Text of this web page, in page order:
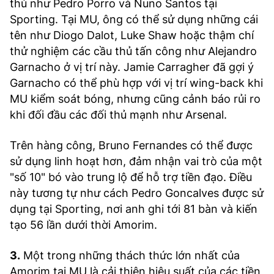
thủ như Pedro Porro và Nuno Santos tại
Sporting. Tại MU, ông có thể sử dụng những cái
tên như Diogo Dalot, Luke Shaw hoặc thậm chí
thử nghiệm các cầu thủ tấn công như Alejandro
Garnacho ở vị trí này. Jamie Carragher đã gợi ý
Garnacho có thể phù hợp với vị trí wing-back khi
MU kiểm soát bóng, nhưng cũng cảnh báo rủi ro
khi đối đầu các đối thủ mạnh như Arsenal.
Trên hàng công, Bruno Fernandes có thể được
sử dụng linh hoạt hơn, đảm nhận vai trò của một
"số 10" bó vào trung lộ để hỗ trợ tiền đạo. Điều
này tương tự như cách Pedro Goncalves được sử
dụng tại Sporting, nơi anh ghi tới 81 bàn và kiến
tạo 56 lần dưới thời Amorim.
3. Một trong những thách thức lớn nhất của
Amorim tại MU là cải thiện hiệu suất của các tiền